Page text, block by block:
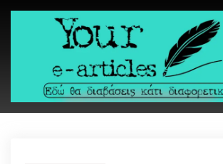
Skip
Your e-articles
Εδώ θα διαβάσεις κάτι διαφορετικό